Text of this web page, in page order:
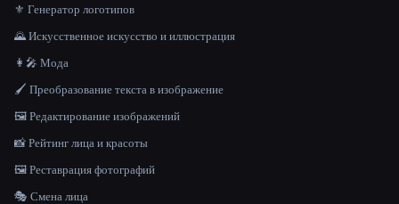
⚜️ Генератор логотипов
🌄 Искусственное искусство и иллюстрация
👩‍🎤 Мода
🖌️ Преобразование текста в изображение
🖼️ Редактирование изображений
📸 Рейтинг лица и красоты
🖼️ Реставрация фотографий
🎭 Смена лица